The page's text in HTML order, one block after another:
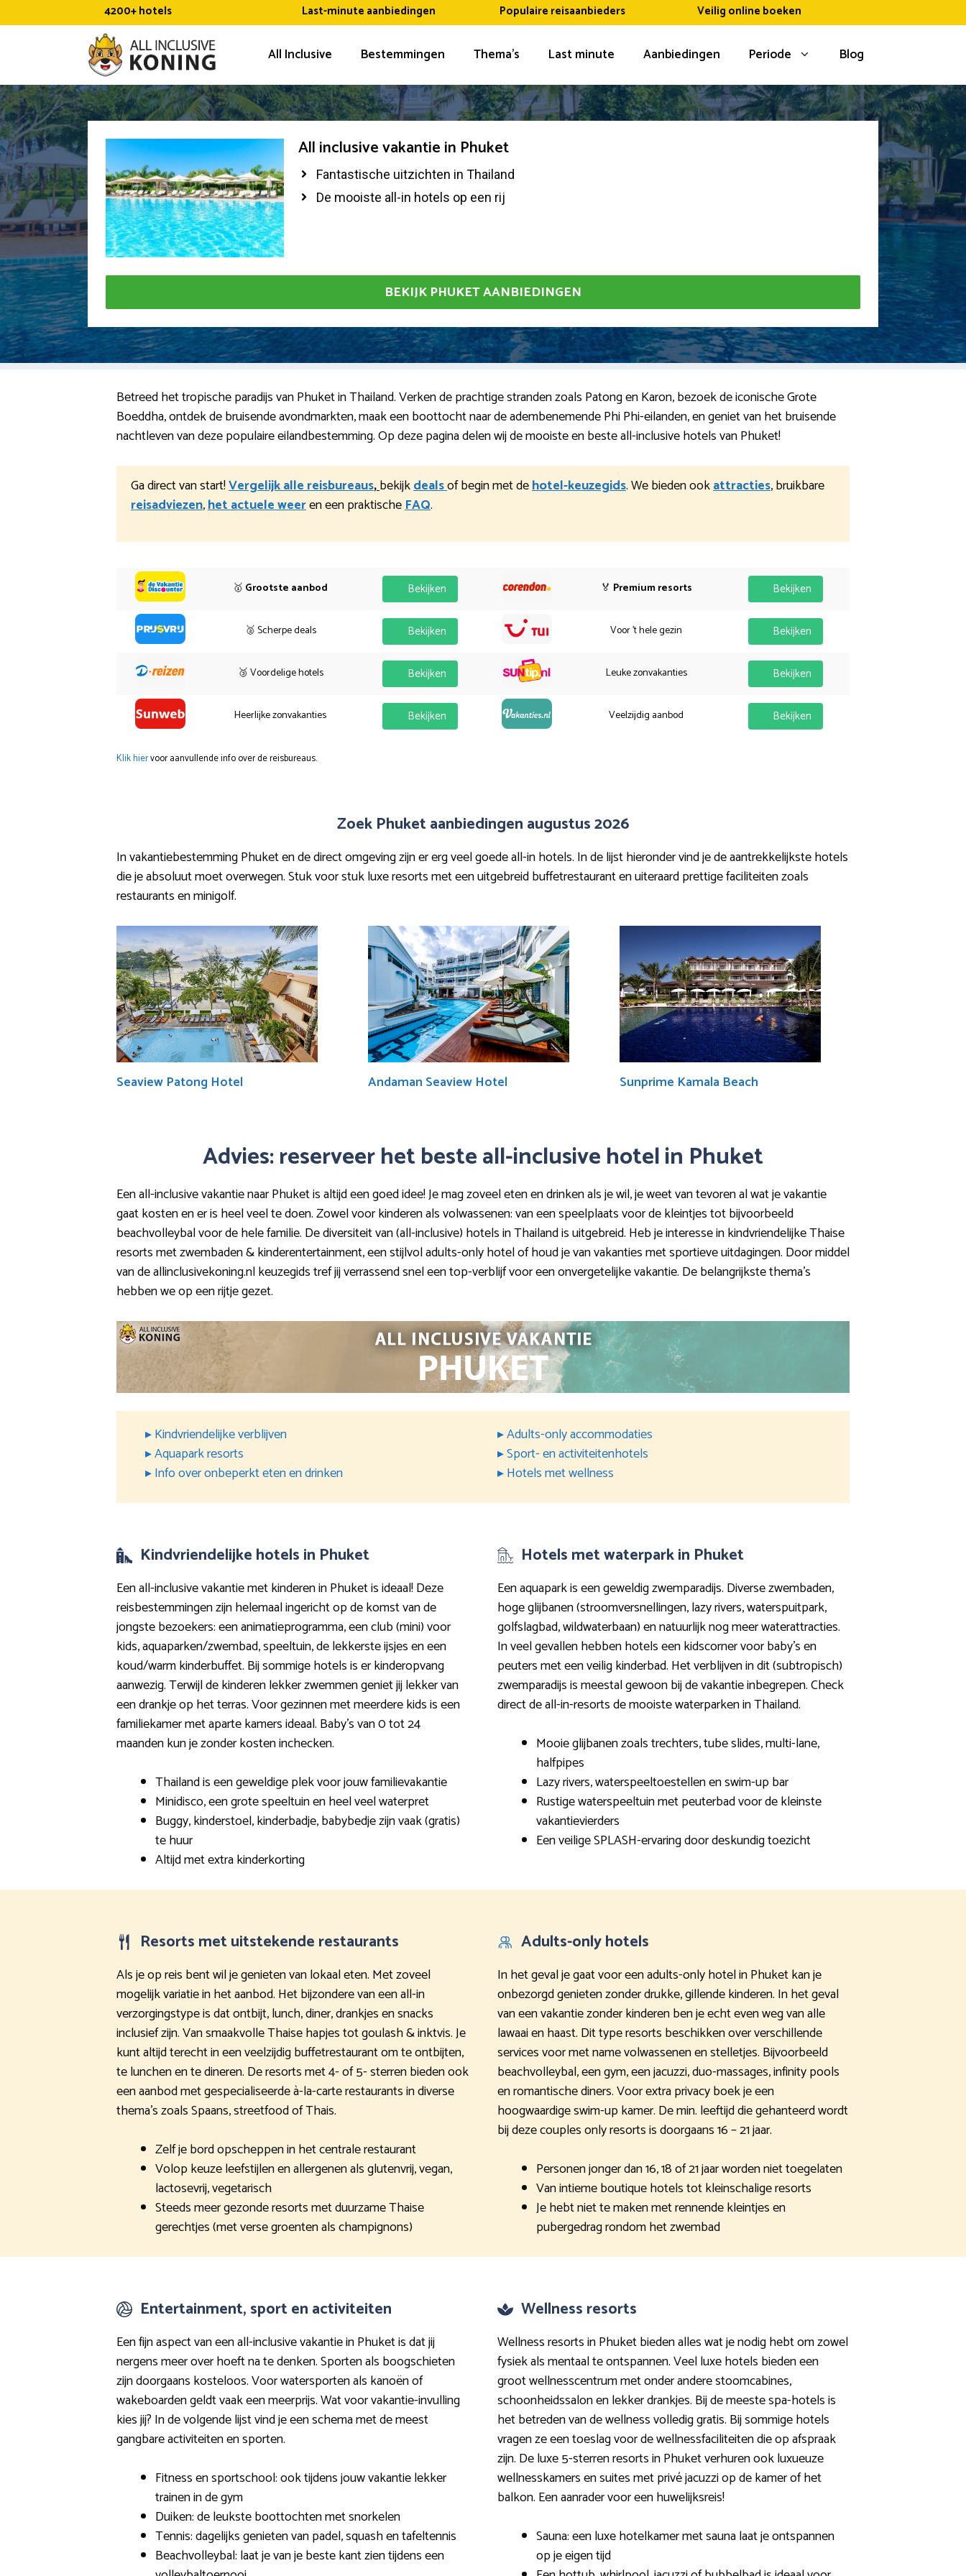
naar
4200+ hotels Last-minute aanbiedingen Populaire reisaanbieders Veilig online boeken
All Inclusive Bestemmingen Thema’s Last minute Aanbiedingen Periode Blog
All inclusive vakantie in Phuket
Fantastische uitzichten in Thailand
De mooiste all-in hotels op een rij
BEKIJK PHUKET AANBIEDINGEN
Betreed het tropische paradijs van Phuket in Thailand. Verken de prachtige stranden zoals Patong en Karon, bezoek de iconische Grote
Boeddha, ontdek de bruisende avondmarkten, maak een boottocht naar de adembenemende Phi Phi-eilanden, en geniet van het bruisende
nachtleven van deze populaire eilandbestemming. Op deze pagina delen wij de mooiste en beste all-inclusive hotels van Phuket!
Ga direct van start!Vergelijk alle reisbureaus,bekijkdealsof begin met dehotel-keuzegids. We bieden ookattracties, bruikbare
reisadviezen,het actuele weeren een praktischeFAQ.
🥇 Grootste aanbod Bekijken
🥈 Scherpe deals Bekijken
🥉 Voordelige hotels Bekijken
Heerlijke zonvakanties Bekijken
🏅 Premium resorts Bekijken
Voor 't hele gezin Bekijken
Leuke zonvakanties Bekijken
Veelzijdig aanbod Bekijken
Klik hiervoor aanvullende info over de reisbureaus.
Zoek Phuket aanbiedingen augustus 2026
In vakantiebestemming Phuket en de direct omgeving zijn er erg veel goede all-in hotels. In de lijst hieronder vind je de aantrekkelijkste hotels
die je absoluut moet overwegen. Stuk voor stuk luxe resorts met een uitgebreid buffetrestaurant en uiteraard prettige faciliteiten zoals
restaurants en minigolf.
Seaview Patong Hotel Andaman Seaview Hotel Sunprime Kamala Beach
Advies: reserveer het beste all-inclusive hotel in Phuket
Een all-inclusive vakantie naar Phuket is altijd een goed idee! Je mag zoveel eten en drinken als je wil, je weet van tevoren al wat je vakantie
gaat kosten en er is heel veel te doen. Zowel voor kinderen als volwassenen: van een speelplaats voor de kleintjes tot bijvoorbeeld
beachvolleybal voor de hele familie. De diversiteit van (all-inclusive) hotels in Thailand is uitgebreid. Heb je interesse in kindvriendelijke Thaise
resorts met zwembaden & kinderentertainment, een stijlvol adults-only hotel of houd je van vakanties met sportieve uitdagingen. Door middel
van de allinclusivekoning.nl keuzegids tref jij verrassend snel een top-verblijf voor een onvergetelijke vakantie. De belangrijkste thema’s
hebben we op een rijtje gezet.
▸ Kindvriendelijke verblijven
▸ Aquapark resorts
▸ Info over onbeperkt eten en drinken
▸ Adults-only accommodaties
▸ Sport- en activiteitenhotels
▸ Hotels met wellness
Kindvriendelijke hotels in Phuket
Een all-inclusive vakantie met kinderen in Phuket is ideaal! Deze
reisbestemmingen zijn helemaal ingericht op de komst van de
jongste bezoekers: een animatieprogramma, een club (mini) voor
kids, aquaparken/zwembad, speeltuin, de lekkerste ijsjes en een
koud/warm kinderbuffet. Bij sommige hotels is er kinderopvang
aanwezig. Terwijl de kinderen lekker zwemmen geniet jij lekker van
een drankje op het terras. Voor gezinnen met meerdere kids is een
familiekamer met aparte kamers ideaal. Baby’s van 0 tot 24
maanden kun je zonder kosten inchecken.
Thailand is een geweldige plek voor jouw familievakantie
Minidisco, een grote speeltuin en heel veel waterpret
Buggy, kinderstoel, kinderbadje, babybedje zijn vaak (gratis)
te huur
Altijd met extra kinderkorting
Hotels met waterpark in Phuket
Een aquapark is een geweldig zwemparadijs. Diverse zwembaden,
hoge glijbanen (stroomversnellingen, lazy rivers, waterspuitpark,
golfslagbad, wildwaterbaan) en natuurlijk nog meer waterattracties.
In veel gevallen hebben hotels een kidscorner voor baby’s en
peuters met een veilig kinderbad. Het verblijven in dit (subtropisch)
zwemparadijs is meestal gewoon bij de vakantie inbegrepen. Check
direct de all-in-resorts de mooiste waterparken in Thailand.
Mooie glijbanen zoals trechters, tube slides, multi-lane,
halfpipes
Lazy rivers, waterspeeltoestellen en swim-up bar
Rustige waterspeeltuin met peuterbad voor de kleinste
vakantievierders
Een veilige SPLASH-ervaring door deskundig toezicht
Resorts met uitstekende restaurants
Als je op reis bent wil je genieten van lokaal eten. Met zoveel
mogelijk variatie in het aanbod. Het bijzondere van een all-in
verzorgingstype is dat ontbijt, lunch, diner, drankjes en snacks
inclusief zijn. Van smaakvolle Thaise hapjes tot goulash & inktvis. Je
kunt altijd terecht in een veelzijdig buffetrestaurant om te ontbijten,
te lunchen en te dineren. De resorts met 4- of 5- sterren bieden ook
een aanbod met gespecialiseerde à-la-carte restaurants in diverse
thema’s zoals Spaans, streetfood of Thais.
Zelf je bord opscheppen in het centrale restaurant
Volop keuze leefstijlen en allergenen als glutenvrij, vegan,
lactosevrij, vegetarisch
Steeds meer gezonde resorts met duurzame Thaise
gerechtjes (met verse groenten als champignons)
Adults-only hotels
In het geval je gaat voor een adults-only hotel in Phuket kan je
onbezorgd genieten zonder drukke, gillende kinderen. In het geval
van een vakantie zonder kinderen ben je echt even weg van alle
lawaai en haast. Dit type resorts beschikken over verschillende
services voor met name volwassenen en stelletjes. Bijvoorbeeld
beachvolleybal, een gym, een jacuzzi, duo-massages, infinity pools
en romantische diners. Voor extra privacy boek je een
hoogwaardige swim-up kamer. De min. leeftijd die gehanteerd wordt
bij deze couples only resorts is doorgaans 16 – 21 jaar.
Personen jonger dan 16, 18 of 21 jaar worden niet toegelaten
Van intieme boutique hotels tot kleinschalige resorts
Je hebt niet te maken met rennende kleintjes en
pubergedrag rondom het zwembad
Entertainment, sport en activiteiten
Een fijn aspect van een all-inclusive vakantie in Phuket is dat jij
nergens meer over hoeft na te denken. Sporten als boogschieten
zijn doorgaans kosteloos. Voor watersporten als kanoën of
wakeboarden geldt vaak een meerprijs. Wat voor vakantie-invulling
kies jij? In de volgende lijst vind je een schema met de meest
gangbare activiteiten en sporten.
Fitness en sportschool: ook tijdens jouw vakantie lekker
trainen in de gym
Duiken: de leukste boottochten met snorkelen
Tennis: dagelijks genieten van padel, squash en tafeltennis
Beachvolleybal: laat je van je beste kant zien tijdens een
Wellness resorts
Wellness resorts in Phuket bieden alles wat je nodig hebt om zowel
fysiek als mentaal te ontspannen. Veel luxe hotels bieden een
groot wellnesscentrum met onder andere stoomcabines,
schoonheidssalon en lekker drankjes. Bij de meeste spa-hotels is
het betreden van de wellness volledig gratis. Bij sommige hotels
vragen ze een toeslag voor de wellnessfaciliteiten die op afspraak
zijn. De luxe 5-sterren resorts in Phuket verhuren ook luxueuze
wellnesskamers en suites met privé jacuzzi op de kamer of het
balkon. Een aanrader voor een huwelijksreis!
Sauna: een luxe hotelkamer met sauna laat je ontspannen
op je eigen tijd